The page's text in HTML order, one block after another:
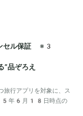
ル保証 ※3
品ぞろえ
行アプリを対象に、ス
年6月18日時点の